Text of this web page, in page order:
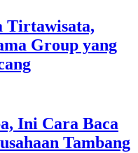
Tirtawisata,
Group yang
Ini Cara Baca
Tambang